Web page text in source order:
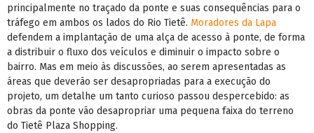
principalmente no traçado da ponte e suas consequências para o
tráfego em ambos os lados do Rio Tietê. Moradores da Lapa
defendem a implantação de uma alça de acesso à ponte, de forma
a distribuir o fluxo dos veículos e diminuir o impacto sobre o
bairro. Mas em meio às discussões, ao serem apresentadas as
áreas que deverão ser desapropriadas para a execução do
projeto, um detalhe um tanto curioso passou despercebido: as
obras da ponte vão desapropriar uma pequena faixa do terreno
do Tietê Plaza Shopping.